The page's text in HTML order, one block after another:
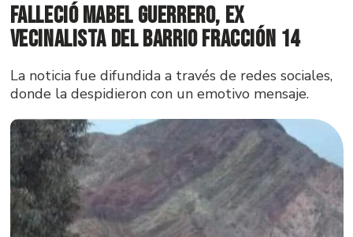
Falleció Mabel guerrero, ex
Vecinalista del barrio Fracción 14
La noticia fue difundida a través de redes sociales,
donde la despidieron con un emotivo mensaje.